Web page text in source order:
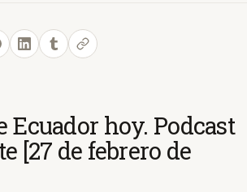
Ecuador hoy. Podcast
[27 de febrero de